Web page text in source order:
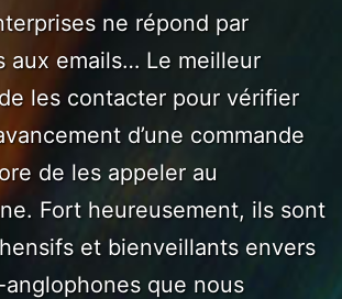
ne répond par
aux emails… Le meilleur
les contacter pour vérifier
d’une commande
de les appeler au
Fort heureusement, ils sont
et bienveillants envers
que nous